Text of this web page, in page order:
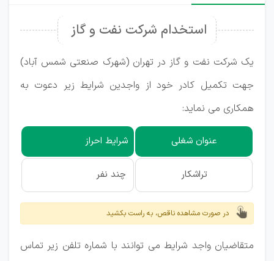
استخدام شرکت نفت و گاز
یک شرکت نفت و گاز در تهران (شهرک صنعتی شمس آباد)
جهت تکمیل کادر خود از واجدین شرایط زیر دعوت به
همکاری می نماید:
عنوان شغلی شرایط احراز
تراشکار چند نفر
در صورت مشاهده ناقص، به راست بکشید
متقاضیان واجد شرایط می توانند با شماره تلفن زیر تماس